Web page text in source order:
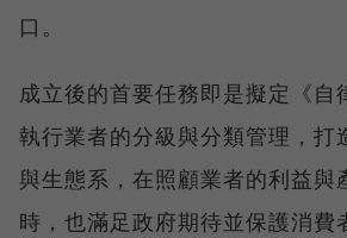
口。
成立後的首要任務即是擬定《自
執行業者的分級與分類管理，打
與生態系，在照顧業者的利益與
時，也滿足政府期待並保護消費